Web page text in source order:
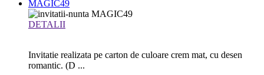
MAGIC49
DETALII
Invitatie realizata pe carton de culoare crem mat, cu desen
romantic. (D ...